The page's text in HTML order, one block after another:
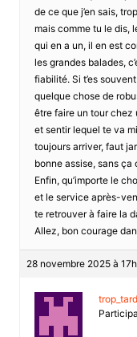
de ce que j’en sais,
mais comme tu le dis,
qui en a un, il en est
les grandes balades,
fiabilité. Si t’es
quelque chose de
être faire un tour chez
et sentir lequel te va
toujours arriver, faut
bonne assise, sans
Enfin, qu’importe le
et le service après-
te retrouver à faire la
Allez, bon courage
28 novembre 2025 à